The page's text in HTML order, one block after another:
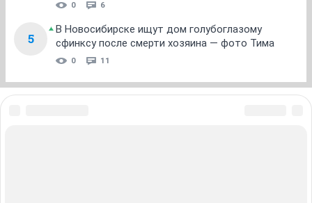
0 6
5
В Новосибирске ищут дом голубоглазому
сфинксу после смерти хозяина — фото Тима
0 11